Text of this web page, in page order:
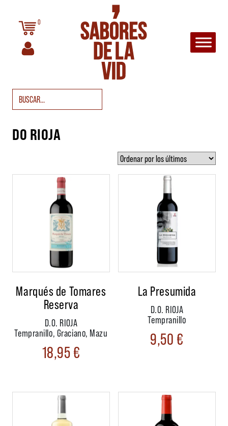
0
Buscar:
DO RIOJA
Marqués de Tomares
Reserva
D.O. RIOJA
Tempranillo, Graciano, Mazu
18,95€
La Presumida
D.O. RIOJA
Tempranillo
9,50€